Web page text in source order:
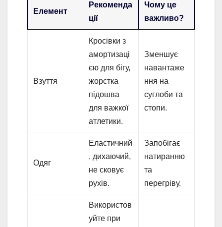
Елемент
Рекоменда
ції
Чому це
важливо?
Взуття
Кросівки з
амортизаці
єю для бігу,
жорстка
підошва
для важкої
атлетики.
Зменшує
навантаже
ння на
суглоби та
стопи.
Одяг
Еластичний
, дихаючий,
не сковує
рухів.
Запобігає
натиранню
та
перегріву.
Використов
уйте при